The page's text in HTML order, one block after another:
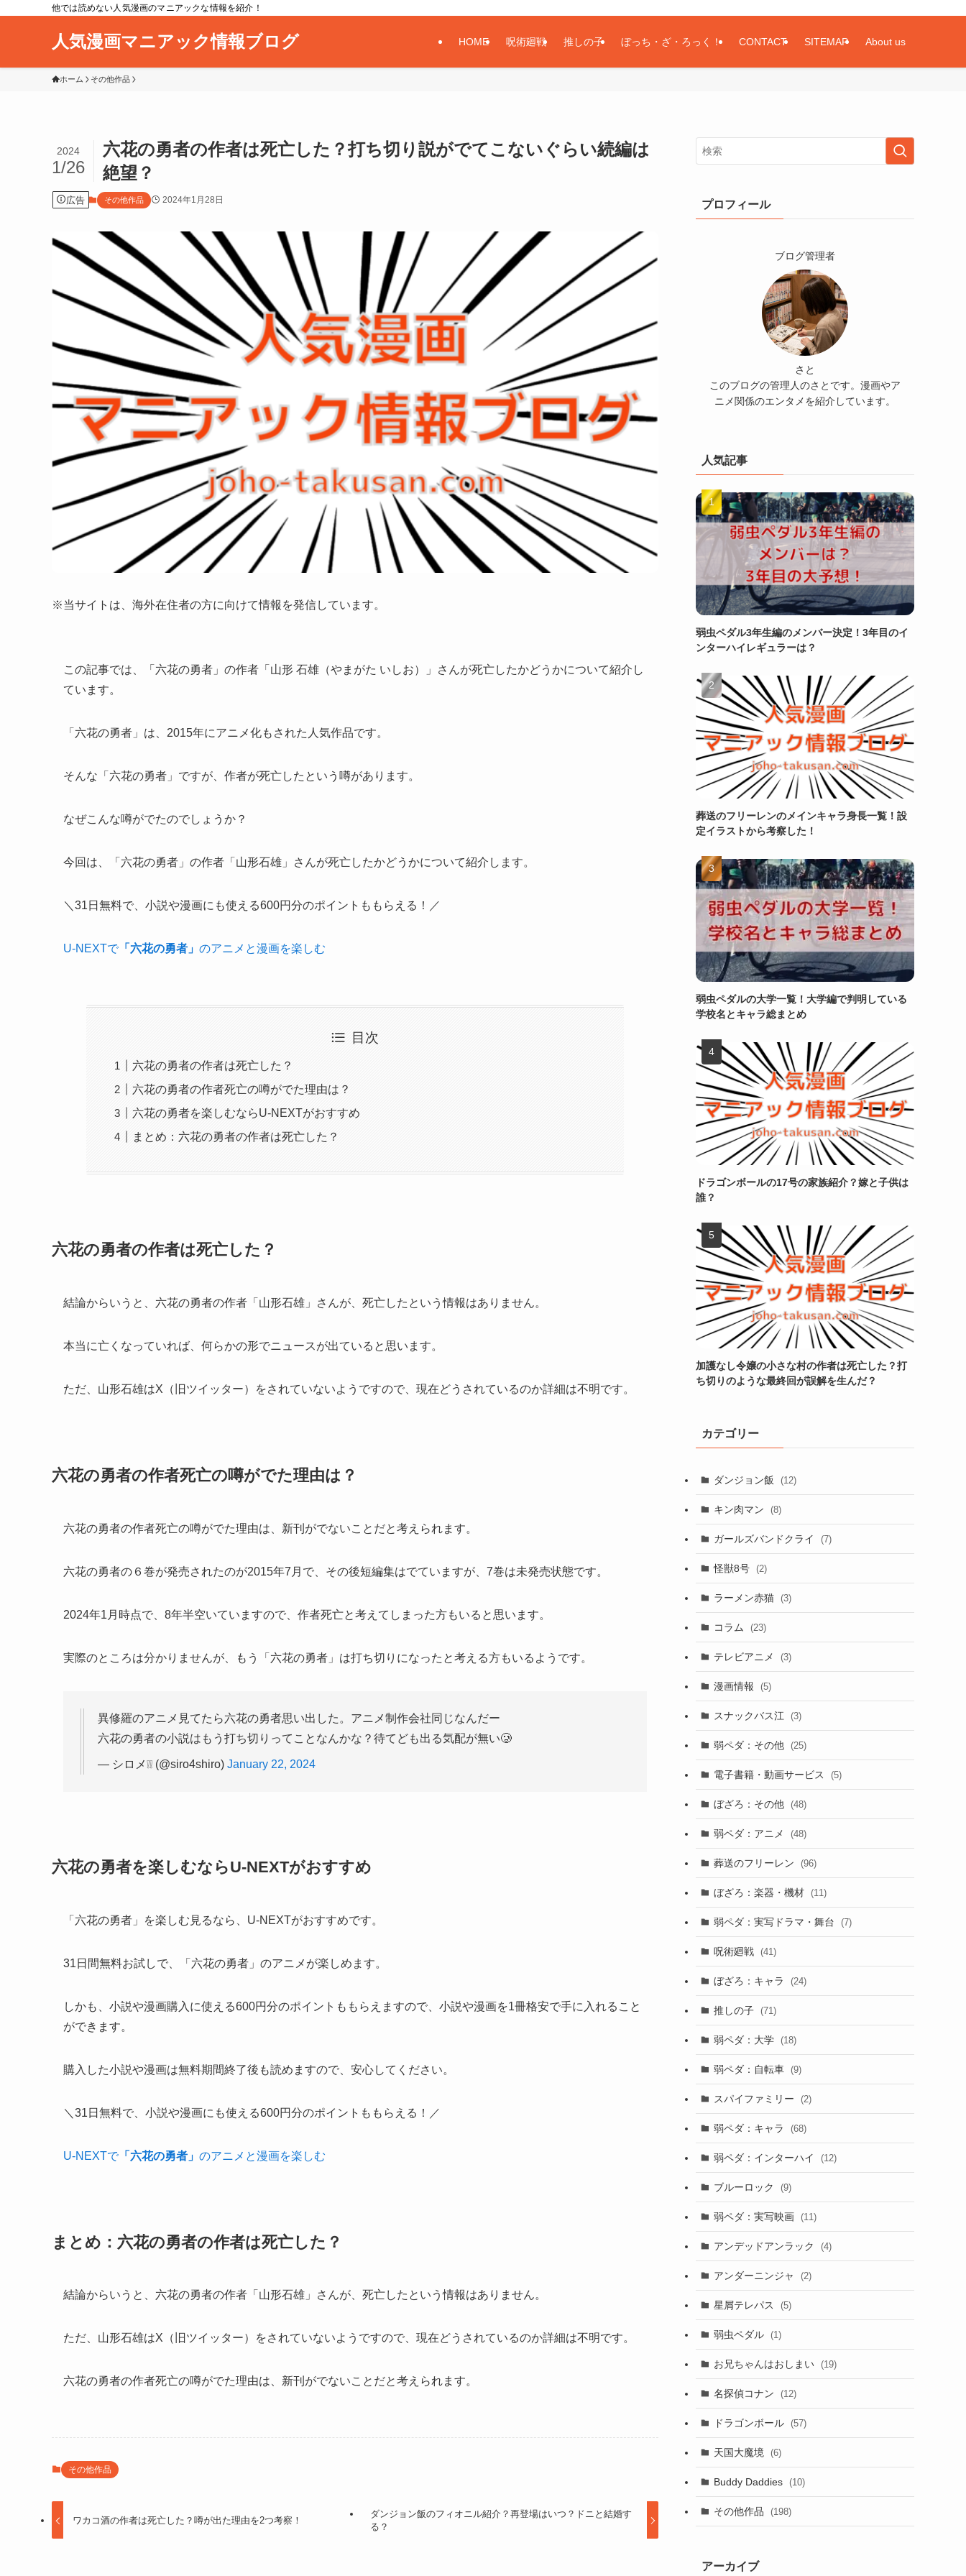
他では読めない人気漫画のマニアックな情報を紹介！
人気漫画マニアック情報ブログ HOME 呪術廻戦 推しの子 ぼっち・ざ・ろっく！ CONTACT SITEMAP About us
ホーム その他作品
六花の勇者の作者は死亡した？打ち切り説がでてこないぐらい続編は
絶望？
2024
1/26
広告 その他作品 2024年1月28日
※当サイトは、海外在住者の方に向けて情報を発信しています。
この記事では、「六花の勇者」の作者「山形 石雄（やまがた いしお）」さんが死亡したかどうかについて紹介し
ています。
「六花の勇者」は、2015年にアニメ化もされた人気作品です。
そんな「六花の勇者」ですが、作者が死亡したという噂があります。
なぜこんな噂がでたのでしょうか？
今回は、「六花の勇者」の作者「山形石雄」さんが死亡したかどうかについて紹介します。
＼31日無料で、小説や漫画にも使える600円分のポイントももらえる！／
U-NEXTで「六花の勇者」 のアニメと漫画を楽しむ
目次
六花の勇者の作者は死亡した？
六花の勇者の作者死亡の噂がでた理由は？
六花の勇者を楽しむならU-NEXTがおすすめ
まとめ：六花の勇者の作者は死亡した？
六花の勇者の作者は死亡した？
結論からいうと、六花の勇者の作者「山形石雄」さんが、死亡したという情報はありません。
本当に亡くなっていれば、何らかの形でニュースが出ていると思います。
ただ、山形石雄はX（旧ツイッター）をされていないようですので、現在どうされているのか詳細は不明です。
六花の勇者の作者死亡の噂がでた理由は？
六花の勇者の作者死亡の噂がでた理由は、新刊がでないことだと考えられます。
六花の勇者の６巻が発売されたのが2015年7月で、その後短編集はでていますが、7巻は未発売状態です。
2024年1月時点で、8年半空いていますので、作者死亡と考えてしまった方もいると思います。
実際のところは分かりませんが、もう「六花の勇者」は打ち切りになったと考える方もいるようです。
異修羅のアニメ見てたら六花の勇者思い出した。アニメ制作会社同じなんだー
六花の勇者の小説はもう打ち切りってことなんかな？待てども出る気配が無い🥲
— シロメ❕❕ (@siro4shiro) January 22, 2024
六花の勇者を楽しむならU-NEXTがおすすめ
「六花の勇者」を楽しむ見るなら、U-NEXTがおすすめです。
31日間無料お試しで、「六花の勇者」のアニメが楽しめます。
しかも、小説や漫画購入に使える600円分のポイントももらえますので、小説や漫画を1冊格安で手に入れること
ができます。
購入した小説や漫画は無料期間終了後も読めますので、安心してください。
＼31日無料で、小説や漫画にも使える600円分のポイントももらえる！／
U-NEXTで「六花の勇者」 のアニメと漫画を楽しむ
まとめ：六花の勇者の作者は死亡した？
結論からいうと、六花の勇者の作者「山形石雄」さんが、死亡したという情報はありません。
ただ、山形石雄はX（旧ツイッター）をされていないようですので、現在どうされているのか詳細は不明です。
六花の勇者の作者死亡の噂がでた理由は、新刊がでないことだと考えられます。
その他作品
ワカコ酒の作者は死亡した？噂が出た理由を2つ考察！
ダンジョン飯のフィオニル紹介？再登場はいつ？ドニと結婚す
る？
プロフィール
ブログ管理者
さと
このブログの管理人のさとです。漫画やア
ニメ関係のエンタメを紹介しています。
人気記事
弱虫ペダル3年生編のメンバー決定！3年目のイ
ンターハイレギュラーは？
葬送のフリーレンのメインキャラ身長一覧！設
定イラストから考察した！
弱虫ペダルの大学一覧！大学編で判明している
学校名とキャラ総まとめ
ドラゴンボールの17号の家族紹介？嫁と子供は
誰？
加護なし令嬢の小さな村の作者は死亡した？打
ち切りのような最終回が誤解を生んだ？
カテゴリー
ダンジョン飯 (12)
キン肉マン (8)
ガールズバンドクライ (7)
怪獣8号 (2)
ラーメン赤猫 (3)
コラム (23)
テレビアニメ (3)
漫画情報 (5)
スナックバス江 (3)
弱ペダ：その他 (25)
電子書籍・動画サービス (5)
ぼざろ：その他 (48)
弱ペダ：アニメ (48)
葬送のフリーレン (96)
ぼざろ：楽器・機材 (11)
弱ペダ：実写ドラマ・舞台 (7)
呪術廻戦 (41)
ぼざろ：キャラ (24)
推しの子 (71)
弱ペダ：大学 (18)
弱ペダ：自転車 (9)
スパイファミリー (2)
弱ペダ：キャラ (68)
弱ペダ：インターハイ (12)
ブルーロック (9)
弱ペダ：実写映画 (11)
アンデッドアンラック (4)
アンダーニンジャ (2)
星屑テレパス (5)
弱虫ペダル (1)
お兄ちゃんはおしまい (19)
名探偵コナン (12)
ドラゴンボール (57)
天国大魔境 (6)
Buddy Daddies (10)
その他作品 (198)
アーカイブ